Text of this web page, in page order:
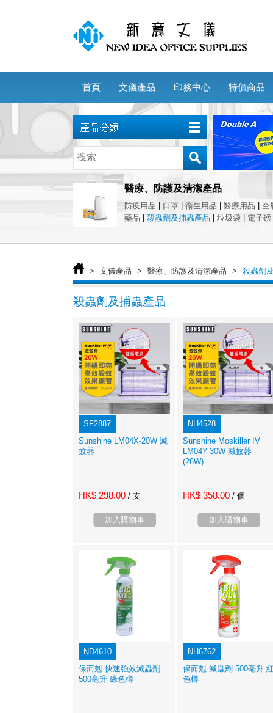
首頁 文儀產品 印務中心 特價商品
醫療、防護及清潔產品
防疫用品 口罩 衞生用品 醫療用品
空
藥品
殺蟲劑及捕蟲產品 垃圾袋 電子磅
> 文儀產品 > 醫療、防護及清潔產品 > 殺蟲劑
殺蟲劑及捕蟲產品
SF2887
Sunshine LM04X-20W 滅
蚊器
HK$ 298.00 / 支
加入購物車
NH4528
Sunshine Moskiller IV
LM04Y-30W 滅蚊器
(26W)
HK$ 358.00 / 個
加入購物車
ND4610
保而剋 快速強效滅蟲劑
500亳升 綠色樽
NH6762
保而剋 滅蟲劑 500亳升
色樽